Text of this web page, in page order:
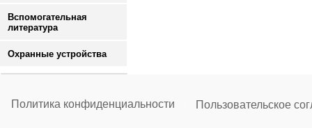
Вспомогательная
литература
Охранные устройства
Политика конфиденциальности Пользовательское